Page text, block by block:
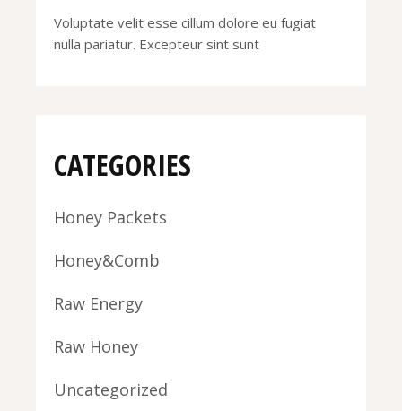
Voluptate velit esse cillum dolore eu fugiat
nulla pariatur. Excepteur sint sunt
CATEGORIES
Honey Packets
Honey&Comb
Raw Energy
Raw Honey
Uncategorized